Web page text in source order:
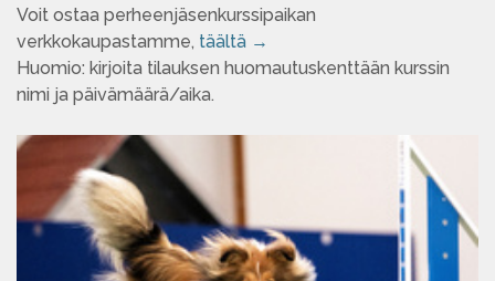
Voit ostaa perheenjäsenkurssipaikan
verkkokaupastamme, täältä →
Huomio: kirjoita tilauksen huomautuskenttään kurssin
nimi ja päivämäärä/aika.